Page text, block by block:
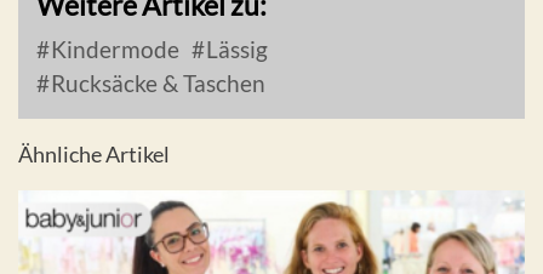
Kindermode
Lässig
Rucksäcke & Taschen
Ähnliche Artikel